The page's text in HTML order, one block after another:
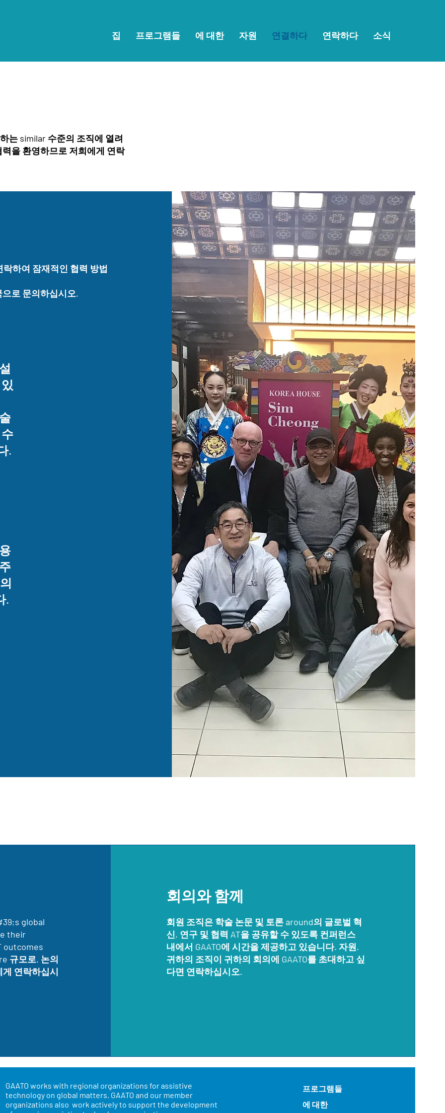
집 프로그램들 에 대한 자원 연결하다 연락하다 소식
는 similar 수준의 조직에 열려
을 환영하므로 저희에게 연락
하여 잠재적인 협력 방법
으로 문의하십시오.
.
.
global
their
outcomes
규모로. 논의
연락하십시
회의와 함께
회원 조직은 학술 논문 및 토론 around의 글로벌 혁
신, 연구 및 협력 AT을 공유할 수 있도록 컨퍼런스
내에서 GAATO에 시간을 제공하고 있습니다. 자원.
귀하의 조직이 귀하의 회의에 GAATO를 초대하고 싶
다면 연락하십시오.
GAATO works with regional organizations for assistive
technology on global matters. GAATO and our member
organizations also work actively to support the development
프로그램들
에 대한